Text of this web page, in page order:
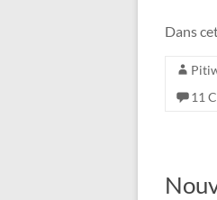
Dans
11